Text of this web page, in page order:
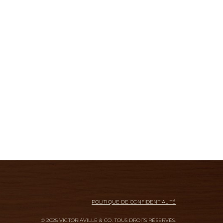
POLITIQUE DE CONFIDENTIALITÉ
© 2025 VICTORIAVILLE & CO. TOUS DROITS RÉSERVÉS.